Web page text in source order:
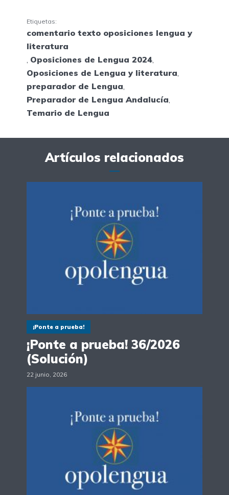
Etiquetas:
comentario texto oposiciones lengua y
literatura
, Oposiciones de Lengua 2024,
Oposiciones de Lengua y literatura,
preparador de Lengua,
Preparador de Lengua Andalucía,
Temario de Lengua
Artículos relacionados
¡Ponte a prueba!
¡Ponte a prueba! 36/2026
(Solución)
22 junio, 2026